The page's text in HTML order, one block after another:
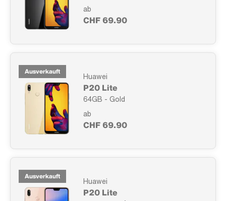
ab
CHF 69.90
Ausverkauft Huawei
P20 Lite
64GB - Gold
ab
CHF 69.90
Ausverkauft Huawei
P20 Lite